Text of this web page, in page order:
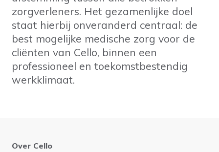
zorgverleners. Het gezamenlijke doel
staat hierbij onveranderd centraal: de
best mogelijke medische zorg voor de
cliënten van Cello, binnen een
professioneel en toekomstbestendig
werkklimaat.
Over Cello